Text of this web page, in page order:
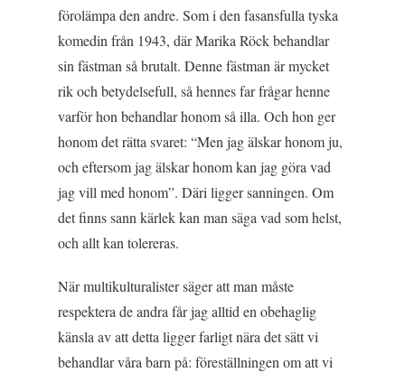
förolämpa den andre. Som i den fasansfulla tyska
komedin från 1943, där Marika Röck behandlar
sin fästman så brutalt. Denne fästman är mycket
rik och betydelsefull, så hennes far frågar henne
varför hon behandlar honom så illa. Och hon ger
honom det rätta svaret: “Men jag älskar honom ju,
och eftersom jag älskar honom kan jag göra vad
jag vill med honom”. Däri ligger sanningen. Om
det finns sann kärlek kan man säga vad som helst,
och allt kan tolereras.
När multikulturalister säger att man måste
respektera de andra får jag alltid en obehaglig
känsla av att detta ligger farligt nära det sätt vi
behandlar våra barn på: föreställningen om att vi